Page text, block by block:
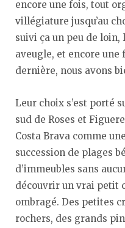
encore une fois, tout
villégiature jusqu’au
suivi ça un peu de
aveugle, et encore une
dernière, nous avons
Leur choix s’est porté
sud de Roses et
Costa Brava comme
succession de plages
d’immeubles sans
découvrir un vrai petit
ombragé. Des petites
rochers, des grands